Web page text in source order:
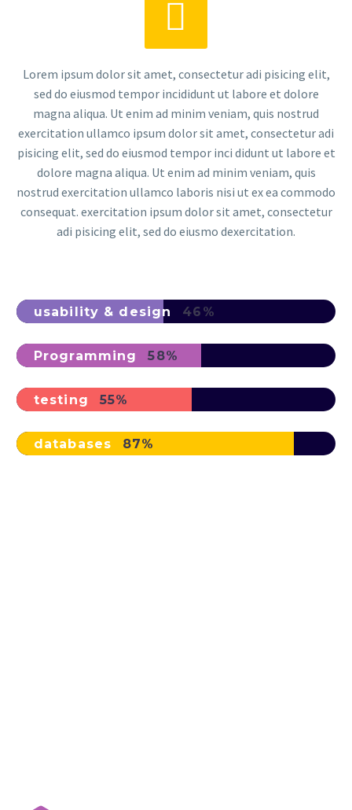


Lorem ipsum dolor sit amet, consectetur adi pisicing elit,
sed do eiusmod tempor incididunt ut labore et dolore
magna aliqua. Ut enim ad minim veniam, quis nostrud
exercitation ullamco ipsum dolor sit amet, consectetur adi
pisicing elit, sed do eiusmod tempor inci didunt ut labore et
dolore magna aliqua. Ut enim ad minim veniam, quis
nostrud exercitation ullamco laboris nisi ut ex ea commodo
consequat. exercitation ipsum dolor sit amet, consectetur
adi pisicing elit, sed do eiusmo dexercitation.
usability & design 46%
Programming 58%
testing 55%
databases 87%